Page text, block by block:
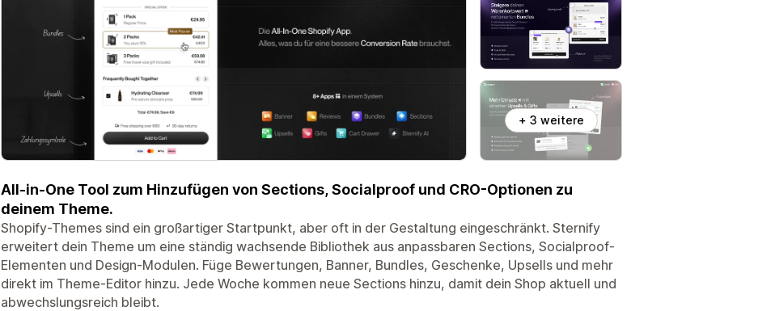
+ 3 weitere
All-in-One Tool zum Hinzufügen von Sections, Socialproof und CRO-Optionen zu
deinem Theme.
Shopify-Themes sind ein großartiger Startpunkt, aber oft in der Gestaltung eingeschränkt. Sternify
erweitert dein Theme um eine ständig wachsende Bibliothek aus anpassbaren Sections, Socialproof-
Elementen und Design-Modulen. Füge Bewertungen, Banner, Bundles, Geschenke, Upsells und mehr
direkt im Theme-Editor hinzu. Jede Woche kommen neue Sections hinzu, damit dein Shop aktuell und
abwechslungsreich bleibt.